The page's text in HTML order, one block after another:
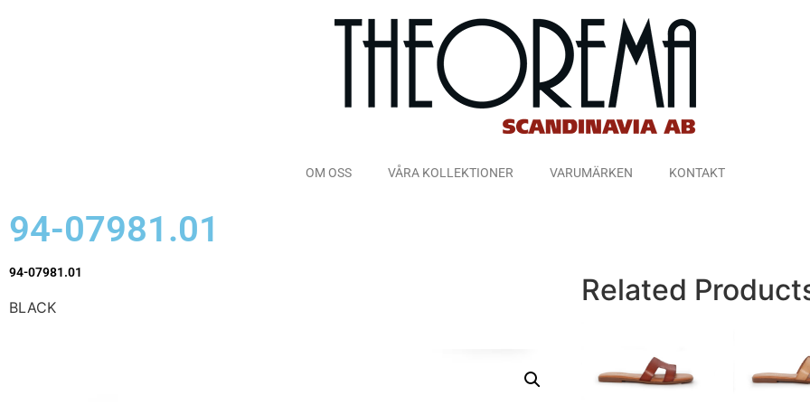
OM OSS VÅRA KOLLEKTIONER VARUMÄRKEN KONTAKT
94-07981.01
94-07981.01
BLACK Related